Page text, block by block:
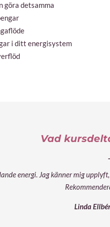
göra detsamma
i ditt energisystem
Vad
energi. Jag känner mig
Linda